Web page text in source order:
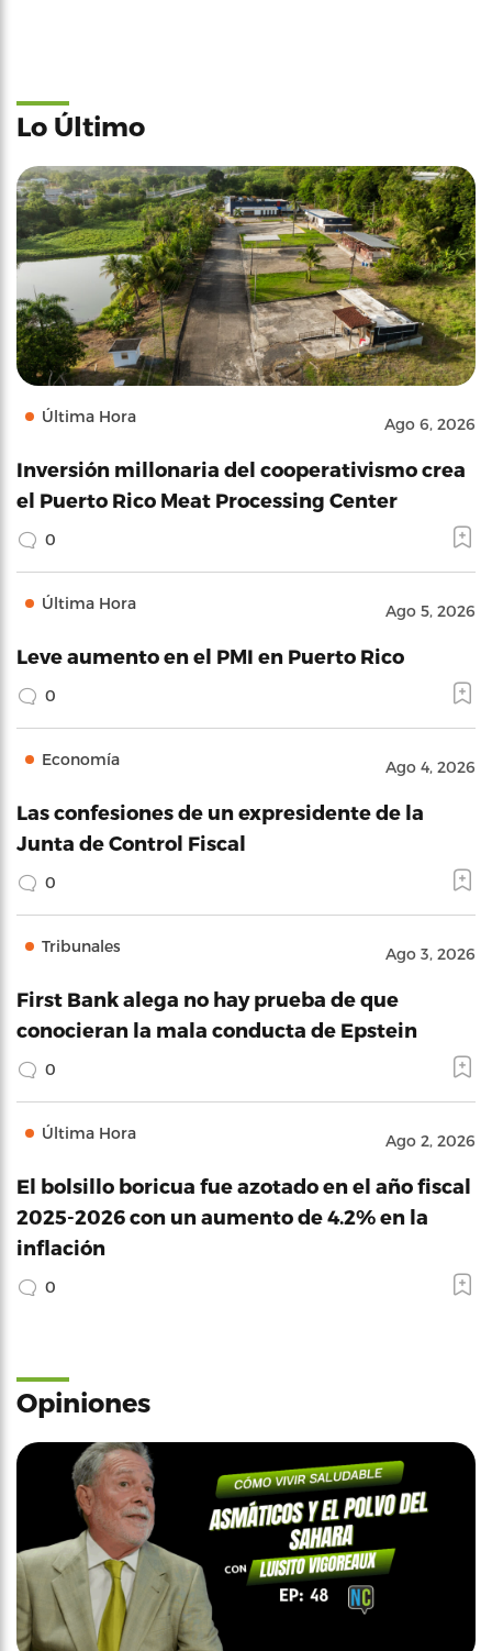
Lo Último
Última Hora Ago 6, 2026
Inversión millonaria del cooperativismo crea
el Puerto Rico Meat Processing Center
0
Última Hora Ago 5, 2026
Leve aumento en el PMI en Puerto Rico
0
Economía Ago 4, 2026
Las confesiones de un expresidente de la
Junta de Control Fiscal
0
Tribunales Ago 3, 2026
First Bank alega no hay prueba de que
conocieran la mala conducta de Epstein
0
Última Hora Ago 2, 2026
El bolsillo boricua fue azotado en el año fiscal
2025-2026 con un aumento de 4.2% en la
inflación
0
Opiniones